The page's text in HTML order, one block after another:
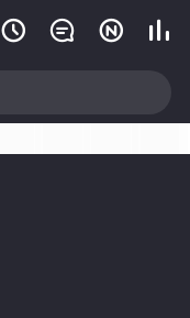
   